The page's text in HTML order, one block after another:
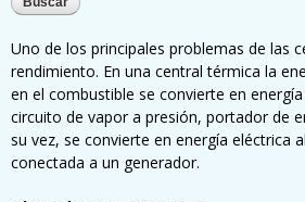
Uno de los principales problemas de las
rendimiento. En una central térmica la
en el combustible se convierte en
circuito de vapor a presión, portador de
su vez, se convierte en energía eléctrica
conectada a un generador.